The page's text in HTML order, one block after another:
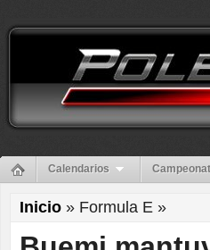
Calendarios
Inicio » Formula E »